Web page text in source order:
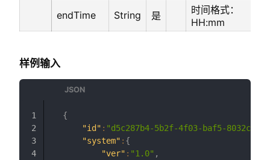
endTime String 是
时间格式：
HH:mm
样例输入
{
"id" : "d5c287b4-5b2f-4f03-baf5-
"system" : {
"ver" : "1.0" ,